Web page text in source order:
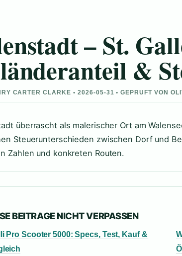
– St.
&
CARTER CLARKE • 2026-05-31 • GEPRUFT VON
überrascht als malerischer Ort am
Steuerunterschieden zwischen Dorf und
Zahlen und konkreten Routen.
BEITRAGE NICHT VERPASSEN
Pro Scooter 5000: Specs, Test, Kauf &